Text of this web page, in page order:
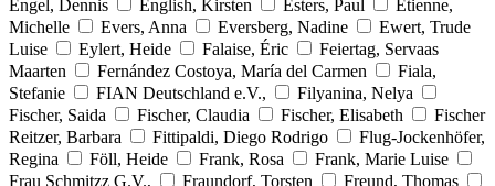
Engel, Dennis
English, Kirsten Esters, Paul
Etienne,
Michelle
Evers, Anna Eversberg, Nadine
Ewert, Trude
Luise
Eylert, Heide Falaise, Éric
Feiertag, Servaas
Maarten
Fernández Costoya, María del Carmen
Fiala,
Stefanie
FIAN Deutschland e.V.,
Filyanina, Nelya
Fischer, Saida
Fischer, Claudia Fischer, Elisabeth
Fischer
Reitzer, Barbara
Fittipaldi, Diego Rodrigo
Flug-Jockenhöfer,
Regina
Föll, Heide Frank, Rosa
Frank, Marie Luise
Frau Schmitzz G.V.,
Fraundorf, Torsten
Freund, Thomas